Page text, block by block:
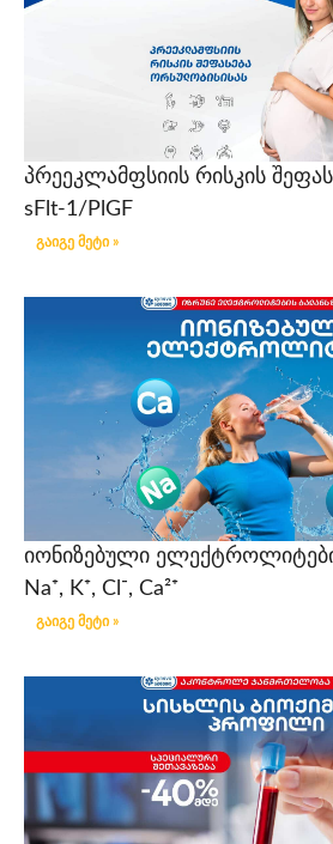
პრეეკლამფსიის რისკის
sFlt-1/PlGF
გაიგე მეტი »
იონიზებული
Na⁺, K⁺, Cl⁻, Ca²⁺
გაიგე მეტი »